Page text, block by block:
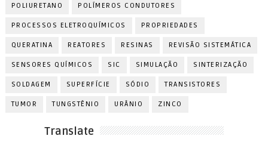
POLIURETANO POLÍMEROS CONDUTORES
PROCESSOS ELETROQUÍMICOS PROPRIEDADES
QUERATINA REATORES RESINAS REVISÃO SISTEMÁTICA
SENSORES QUÍMICOS SIC SIMULAÇÃO SINTERIZAÇÃO
SOLDAGEM SUPERFÍCIE SÓDIO TRANSISTORES
TUMOR TUNGSTÊNIO URÂNIO ZINCO
Translate